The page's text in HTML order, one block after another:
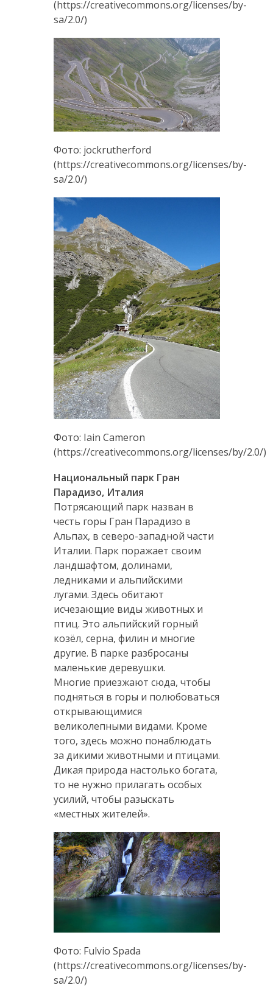
(https://creativecommons.org/licenses/by-
sa/2.0/)
Фото: jockrutherford
(https://creativecommons.org/licenses/by-
sa/2.0/)
Фото: Iain Cameron
(https://creativecommons.org/licenses/by/2.0/)
Национальный парк Гран
Парадизо, Италия
Потрясающий парк назван в
честь горы Гран Парадизо в
Альпах, в северо-западной части
Италии. Парк поражает своим
ландшафтом, долинами,
ледниками и альпийскими
лугами. Здесь обитают
исчезающие виды животных и
птиц. Это альпийский горный
козёл, серна, филин и многие
другие. В парке разбросаны
маленькие деревушки.
Многие приезжают сюда, чтобы
подняться в горы и полюбоваться
открывающимися
великолепными видами. Кроме
того, здесь можно понаблюдать
за дикими животными и птицами.
Дикая природа настолько богата,
то не нужно прилагать особых
усилий, чтобы разыскать
«местных жителей».
Фото: Fulvio Spada
(https://creativecommons.org/licenses/by-
sa/2.0/)